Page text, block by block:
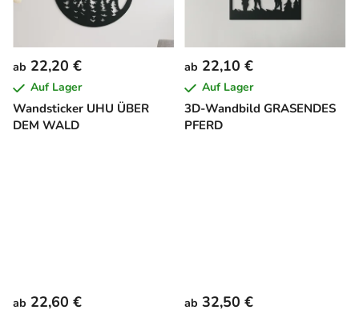
Wandsticker UHU ÜBER
DEM WALD
ab 22,20 €
Auf Lager
3D-Wandbild GRASENDES
PFERD
ab 22,10 €
Auf Lager
ab 22,60 € ab 32,50 €